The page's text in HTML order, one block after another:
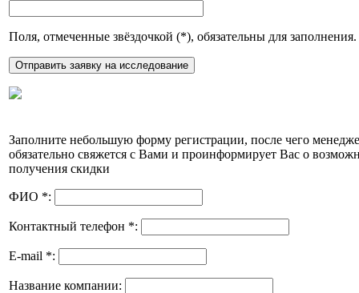
Поля, отмеченные звёздочкой (*), обязательны для заполнения.
Заполните небольшую форму регистрации, после чего
обязательно свяжется с Вами и проинформирует Вас о
получения скидки
ФИО *:
Контактный телефон *:
E-mail *:
Название компании: